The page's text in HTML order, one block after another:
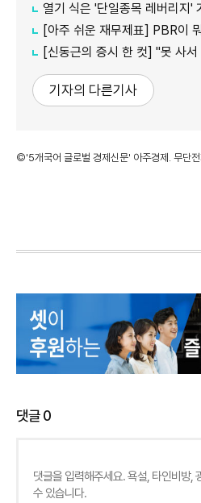
열기 식은 '단일종목 레버리지'
[아주 쉬운 재무제표] PBR이 뭐길래…정
[신동근의 증시 한 컷] "못 사서 불안"에서 "
기자의 다른기사
©'5개국어 글로벌 경제신문' 아주경제. 무단전
댓글0